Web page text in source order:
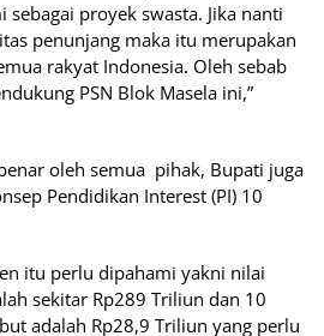
proyek swasta. Jika nanti
penunjang maka itu merupakan
rakyat Indonesia. Oleh sebab
PSN Blok Masela ini,”
oleh semua pihak, Bupati juga
Pendidikan Interest (PI) 10
itu perlu dipahami yakni nilai
sekitar Rp289 Triliun dan 10
adalah Rp28,9 Triliun yang perlu